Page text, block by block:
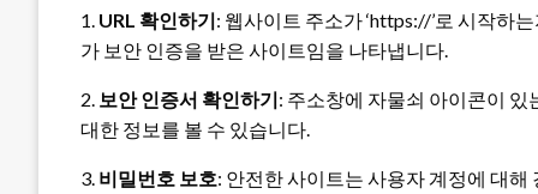
1. URL 확인하기: 웹사이트 주소가 ‘https://’로 시작하
가 보안 인증을 받은 사이트임을 나타냅니다.
2. 보안 인증서 확인하기: 주소창에 자물쇠 아이콘이
대한 정보를 볼 수 있습니다.
3. 비밀번호 보호: 안전한 사이트는 사용자 계정에 대